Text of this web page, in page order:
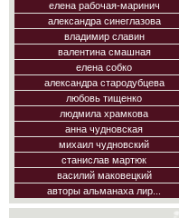
елена рабочая-маринич
александра синеглазова
владимир славин
валентина смашная
елена собко
александра стародубцева
любовь тищенко
людмила храмкова
анна чудновская
михаил чудновский
станислав мартюк
василий маковецкий
авторы альманаха лир...